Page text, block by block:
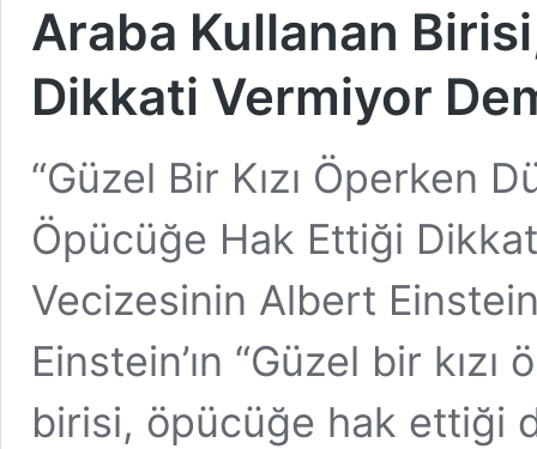
Araba Kullanan
Dikkati Vermiyor
“Güzel Bir Kızı Öperken
Öpücüğe Hak Ettiği
Vecizesinin Albert
Einstein’ın “Güzel bir
birisi, öpücüğe hak ettiği